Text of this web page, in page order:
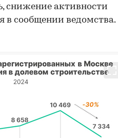
снижение активности
в сообщении ведомства.